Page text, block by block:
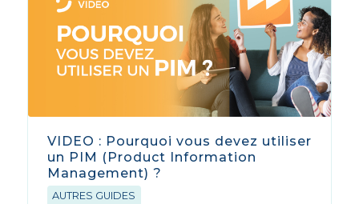
VIDEO : Pourquoi vous devez utiliser
un PIM (Product Information
Management) ?
AUTRES GUIDES